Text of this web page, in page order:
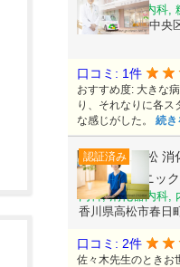
内科, 消化器内科,
兵庫県神戸市中央
口コミ: 1件
おすすめ度: 大きな
り、それなりに各ス
な感じがした。 続き
認証済み
高松
ィカルクリニック
内科, 消化器内科,
香川県高松市春日
口コミ: 2件
佐々木先生のときお